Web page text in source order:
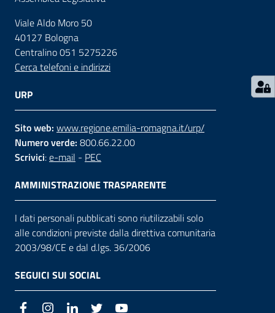
Contatti
su
Viale Aldo Moro 50
40127 Bologna
Centralino 051 5275226
Cerca telefoni e indirizzi
URP
Sito web: www.regione.emilia-romagna.it/urp/
Numero verde: 800.66.22.00
Scrivici:e-mail - PEC
AMMINISTRAZIONE TRASPARENTE
I dati personali pubblicati sono riutilizzabili solo
alle condizioni previste dalla direttiva comunitaria
2003/98/CE e dal d.lgs. 36/2006
SEGUICI SUI SOCIAL
FacebookInstagramLinkedIn Twitter